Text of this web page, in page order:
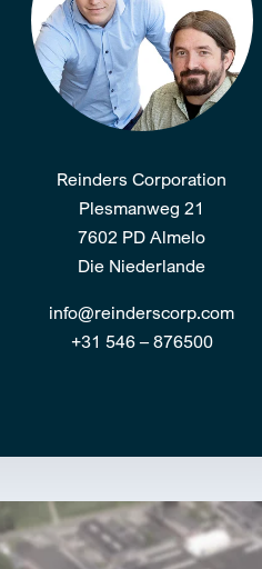
Reinders Corporation
Plesmanweg 21
7602 PD Almelo
Die Niederlande
info@reinderscorp.com
+31 546 – 876500